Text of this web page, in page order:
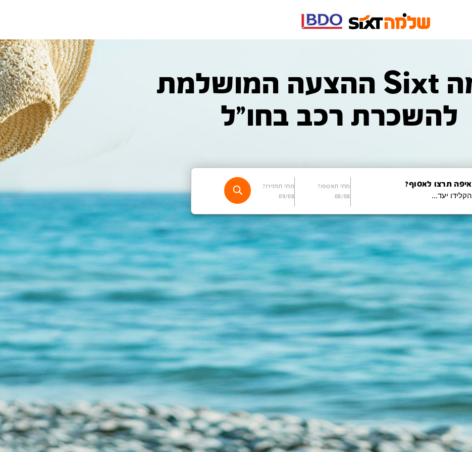
שלמה Sixt ההצעה המושלמת
להשכרת רכב בחו"ל
איפה תרצו לאסוף?
מתי תאספו?
08/08
מתי תחזירו?
09/08